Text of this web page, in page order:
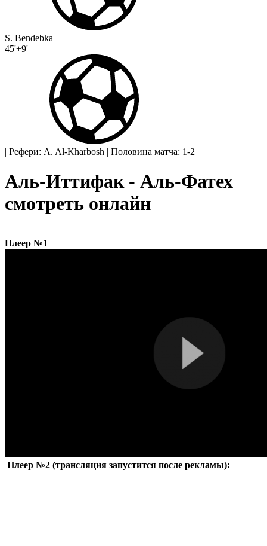
S. Bendebka
45'+9'
| Рефери: A. Al-Kharbosh | Половина матча: 1-2
Аль-Иттифак - Аль-Фатех
смотреть онлайн
Плеер №1
Плеер №2 (трансляция запустится после рекламы):